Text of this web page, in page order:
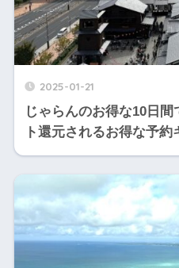
2025-01-21
じゃらんのお得な10日
ト還元されるお得な予